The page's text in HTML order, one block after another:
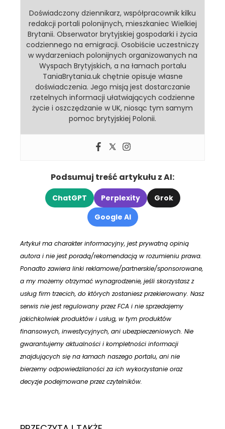
Doświadczony dziennikarz, współpracownik kilku
redakcji portali polonijnych, mieszkaniec Wielkiej
Brytanii. Obserwator brytyjskiej gospodarki i życia
codziennego na emigracji. Osobiście uczestniczy
w wydarzeniach polonijnych organizowanych na
Wyspach Brytyjskich, a na łamach portalu
TaniaBrytania.uk chętnie opisuje własne
doświadczenia. Jego misją jest dostarczanie
rzetelnych informacji ułatwiających codzienne
życie i oszczędzanie w UK, niosąc tym samym
pomoc brytyjskiej Polonii.
Podsumuj treść artykułu z AI:
ChatGPT Perplexity
Grok
Google AI
Artykuł ma charakter informacyjny, jest prywatną opinią
autora i nie jest poradą/rekomendacją w rozumieniu prawa.
Ponadto zawiera linki reklamowe/partnerskie/sponsorowane,
a my możemy otrzymać wynagrodzenie, jeśli skorzystasz z
usług firm trzecich, do których zostaniesz przekierowany. Nasz
serwis nie jest regulowany przez FCA i nie sprzedajemy
jakichkolwiek produktów i usług, w tym produktów
finansowych, inwestycyjnych, ani ubezpieczeniowych. Nie
gwarantujemy aktualności i kompletności informacji
znajdujących się na łamach naszego portalu, ani nie
bierzemy odpowiedzilaności za ich wykorzystanie oraz
decyzje podejmowane przez czytelników.